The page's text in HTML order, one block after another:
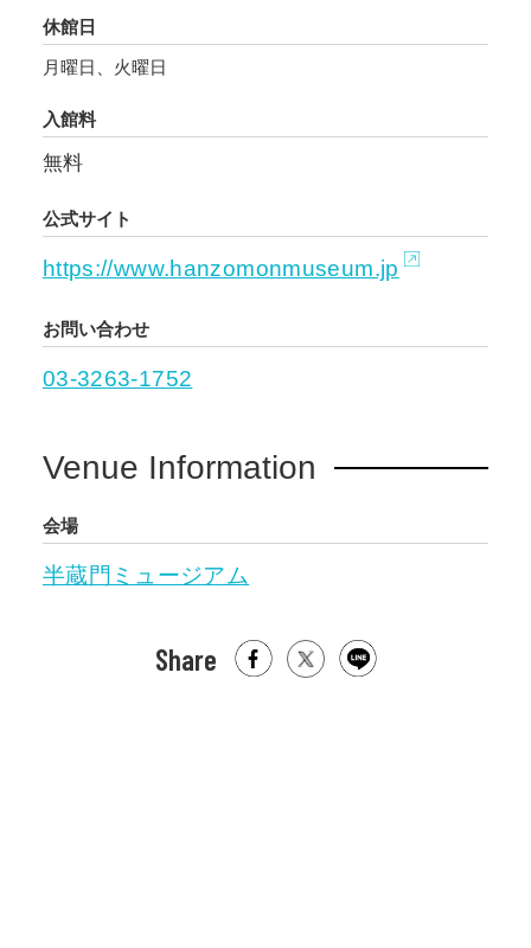
休館日
月曜日、火曜日
入館料
無料
公式サイト
https://www.hanzomonmuseum.jp
お問い合わせ
03-3263-1752
Venue Information
会場
半蔵門ミュージアム
Share